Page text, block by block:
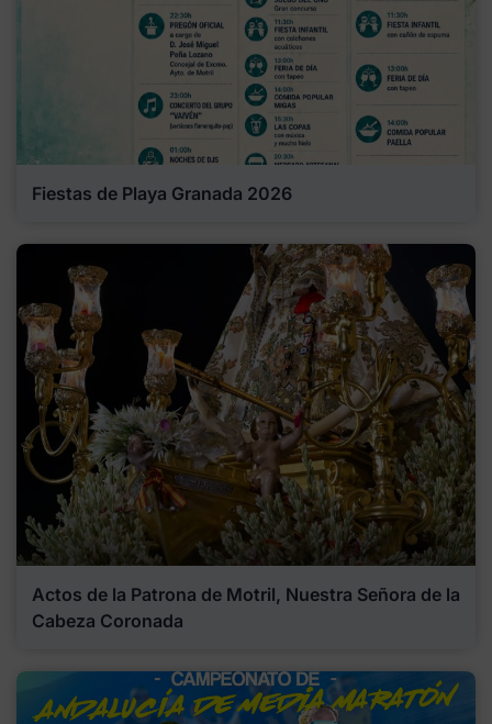
Fiestas de Playa Granada 2026
Actos de la Patrona de Motril, Nuestra Señora de la
Cabeza Coronada